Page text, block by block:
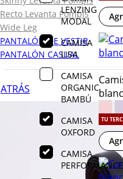
Recto Levanta Pompis
Wide Leg
PANTALÓN DE VESTIR
PANTALÓN CASUAL
ATRÁS
LENZING
MODAL
CAMISA
LISA
CAMISA
ORGANIC
BAMBÚ
CAMISA
OXFORD
CAMISA
PERFORMANCE
TU